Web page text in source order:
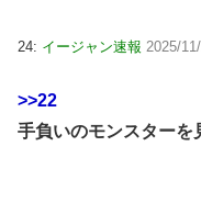
24: イージャン速報 2025/
>>22
手負いのモンスターを